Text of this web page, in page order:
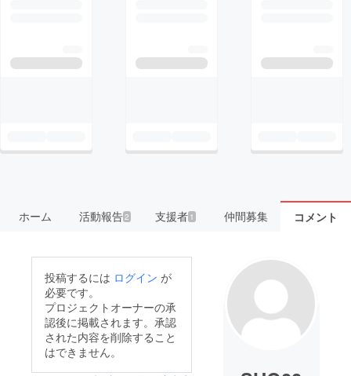
ホーム 活動報告2 支援者 1 仲間募集 コメント
投稿するには ログイン が
必要です。
プロジェクトオーナーの承
認後に掲載されます。承認
された内容を削除すること
はできません。